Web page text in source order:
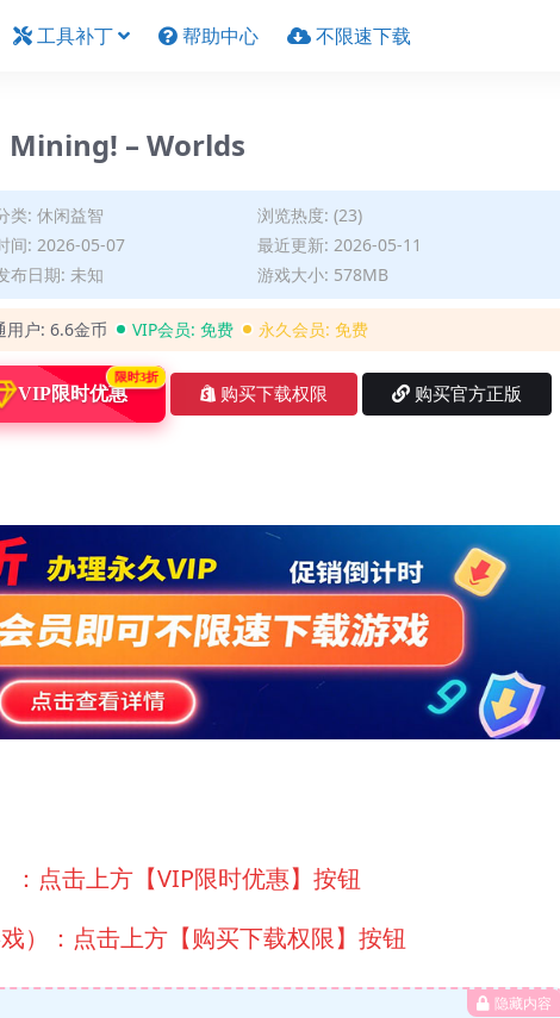
工具补丁 帮助中心 不限速下载
Mining! – Worlds
类: 休闲益智
浏览热度: (23)
间: 2026-05-07
最近更新: 2026-05-11
布日期: 未知
游戏大小: 578MB
用户: 6.6金币 VIP会员: 免费 永久会员: 免费
VIP限时优惠
限时3折
购买下载权限 购买官方正版
点击上方【VIP限时优惠】按钮
）：点击上方【购买下载权限】按钮
隐藏内容